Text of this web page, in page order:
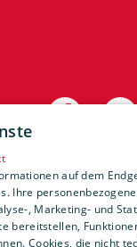
auf dem
Ihre
, Marketing- und
bereitstellen,
Cookies, die nicht